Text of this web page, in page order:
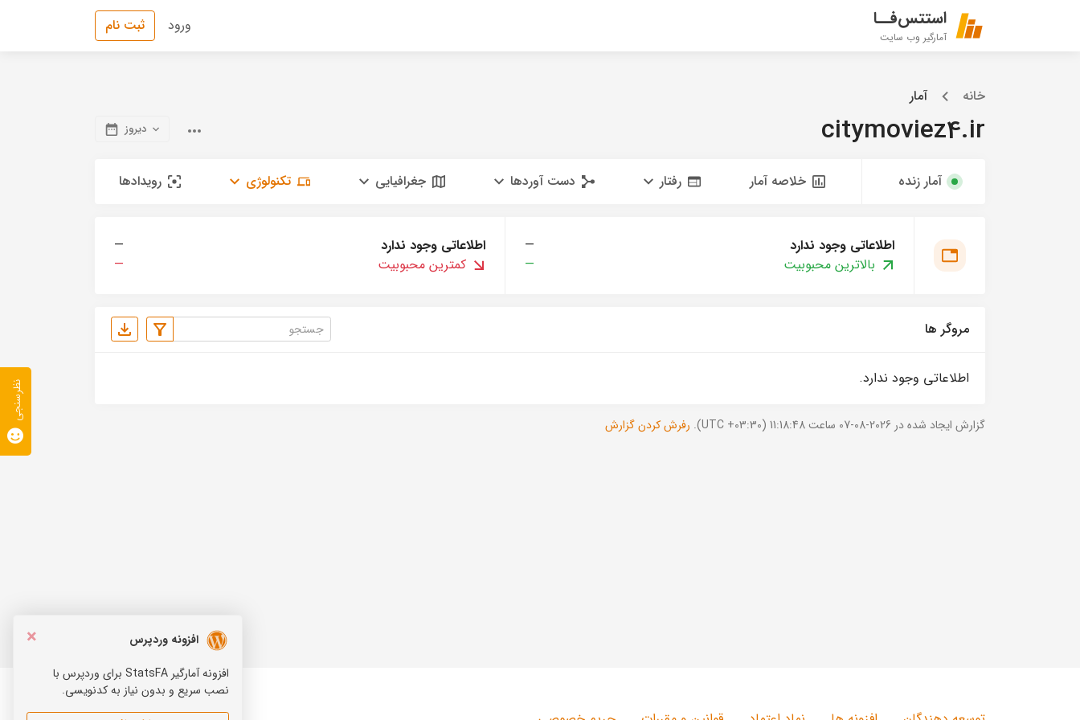
استتس‌فــا
آمارگیر وب سایت
ورود ثبت نام
خانه آمار
citymoviez4.ir دیروز
آمار زنده خلاصه آمار رفتار دست آوردها جغرافیایی تکنولوژی رویدادها
اطلاعاتی وجود ندارد
—
بالاترین محبوبیت
—
اطلاعاتی وجود ندارد
—
کمترین محبوبیت
—
مروگر ها
اطلاعاتی وجود ندارد.
گزارش ایجاد شده در 2026-08-07 ساعت 11:18:48 (UTC +03:30). رفرش کردن گزارش
×
افزونه وردپرس
افزونه آمارگیر StatsFA برای وردپرس با
نصب سریع و بدون نیاز به کدنویسی.
نظرسنجی